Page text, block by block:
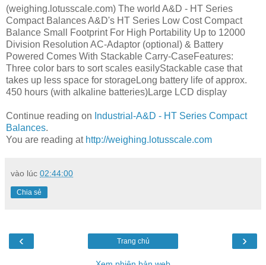
(weighing.lotusscale.com) The world A&D - HT Series
Compact Balances A&D's HT Series Low Cost Compact
Balance Small Footprint For High Portability Up to 12000
Division Resolution AC-Adaptor (optional) & Battery
Powered Comes With Stackable Carry-CaseFeatures:
Three color bars to sort scales easilyStackable case that
takes up less space for storageLong battery life of approx.
450 hours (with alkaline batteries)Large LCD display
Continue reading on Industrial-A&D - HT Series Compact
Balances.
You are reading at http://weighing.lotusscale.com
vào lúc 02:44:00
Chia sẻ
‹ ›
Trang chủ